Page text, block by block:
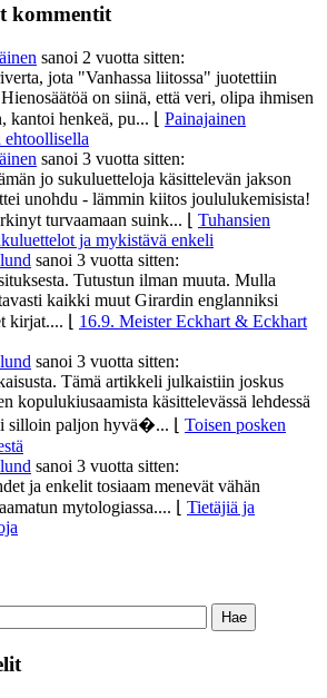
kommentit
sanoi 2 vuotta sitten:
jota "Vanhassa liitossa" juotettiin
on siinä, että veri, olipa ihmisen
kantoi henkeä, pu...
Painajainen
sanoi 3 vuotta sitten:
jo sukuluetteloja käsittelevän jakson
unohdu - lämmin kiitos joululukemisista!
turvaamaan suink...
Tuhansien
ja mykistävä enkeli
sanoi 3 vuotta sitten:
Tutustun ilman muuta. Mulla
kaikki muut Girardin englanniksi
kirjat....
16.9. Meister Eckhart & Eckhart
sanoi 3 vuotta sitten:
Tämä artikkeli julkaistiin joskus
kopulukiusaamista käsittelevässä lehdessä
silloin paljon hyvä�...
Toisen posken
sanoi 3 vuotta sitten:
ja enkelit tosiaam menevät vähän
mytologiassa....
Tietäjiä ja